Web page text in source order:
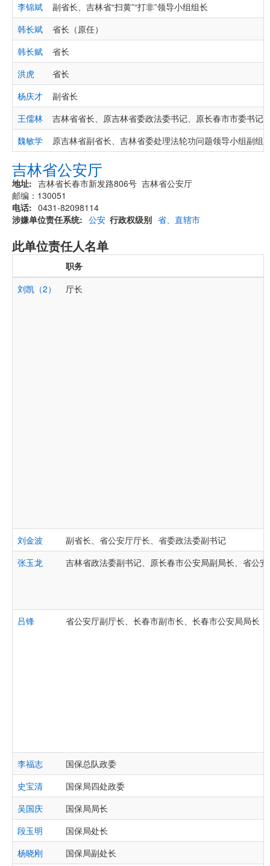
李锦斌
副省长、吉林省“扫黄”“打非”领导小组组长
韩长斌
省长（原任）
韩长赋
省长
洪虎
省长
杨庆才
副省长
王儒林
吉林省省长、原吉林省委政法委书记、原长春市市委书记
魏敏学
原吉林省副省长、吉林省委处理法轮功问题领导小组副组
吉林省公安厅
地址
吉林省长春市新发路806号 吉林省公安厅
邮编：130051
电话
0431-82098114
涉嫌单位责任系统
公安 行政权级别 省、直辖市
此单位责任人名单
职务
刘凯（2）
厅长
刘金波
副省长、省公安厅厅长、省委政法委副书记
张玉龙
吉林省政法委副书记、原长春市公安局副局长、省公
吕锋 省公安厅副厅长、长春市副市长、长春市公安局局长
李福志
国保总队政委
史宝清
国保局四处政委
吴国庆
国保局局长
段玉明
国保局处长
杨晓刚
国保局副处长